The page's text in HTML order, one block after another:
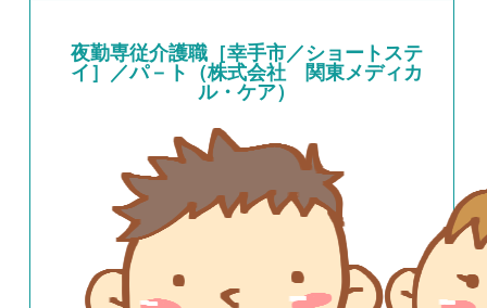
夜勤専従介護職［幸手市／ショートステ
イ］／パ－ト（株式会社 関東メディカ
ル・ケア）